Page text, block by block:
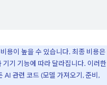
용이 높을 수 있습니다. 최종 비용은
기 기능에 따라 달라집니다. 이러한
AI 관련 코드 (모델 가져오기, 준비,